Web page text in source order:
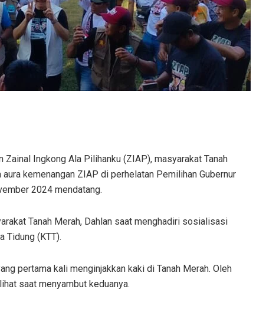
Zainal Ingkong Ala Pilihanku (ZIAP), masyarakat Tanah
kemenangan ZIAP di perhelatan Pemilihan Gubernur
2024 mendatang.
Tanah Merah, Dahlan saat menghadiri sosialisasi
Tidung (KTT).
pertama kali menginjakkan kaki di Tanah Merah. Oleh
saat menyambut keduanya.